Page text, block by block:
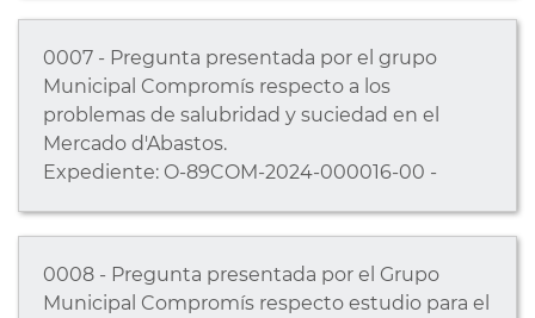
0007 - Pregunta presentada por el grupo
Municipal Compromís respecto a los
problemas de salubridad y suciedad en el
Mercado d'Abastos.
Expediente: O-89COM-2024-000016-00 -
0008 - Pregunta presentada por el Grupo
Municipal Compromís respecto estudio para el